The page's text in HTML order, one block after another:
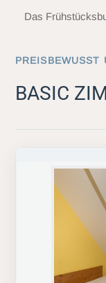
Das
PREISBEWUSST
BASIC